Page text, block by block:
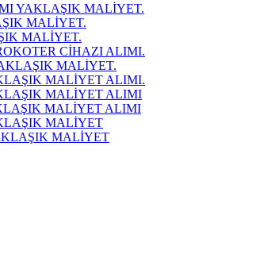
YAKLAŞIK MALİYET.
MALİYET.
MALİYET.
CİHAZI ALIMI.
MALİYET.
MALİYET ALIMI.
MALİYET ALIMI
MALİYET ALIMI
MALİYET
MALİYET